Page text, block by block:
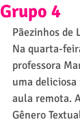
Grupo 4
Pãezinhos de
Na quarta-
professora
uma deliciosa
aula remota.
Gênero